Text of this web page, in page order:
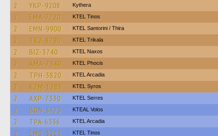
2 YKP-9208 Kythera
2 EMA-7720 KTEL Tinos
2 EMN-9900 KTEL Santorini / Thira
2 TKZ-8790 ΚΤΕL Τrikala
2 BIZ-3740 KTEL Naxos
2 AMA-7340 ΚΤΕL Phocis
2 TPH-3820 KTEL Arcadia
2 KZM-1283 KTEL Syros
2 AXP-7330 KTEL Serres
2 BON-3773 KTEAL Volos
2 TPA-6336 KTEL Arcadia
2 EMB-3213 KTEL Tinos